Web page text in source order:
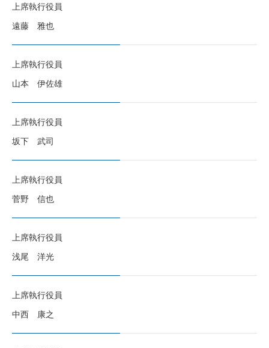
上席執行役員
遠藤 雅也
上席執行役員
山本 伊佐雄
上席執行役員
坂下 武司
上席執行役員
菅野 信也
上席執行役員
浅尾 洋光
上席執行役員
中西 康之